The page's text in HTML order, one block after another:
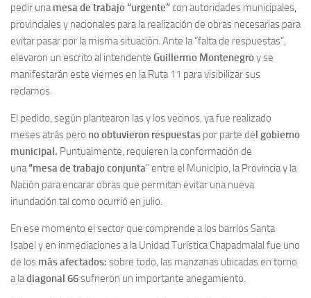
pedir unamesa de trabajo “urgente”con autoridades municipales,
provinciales y nacionales para la realización de obras necesarias para
evitar pasar por la misma situación. Ante la “falta de respuestas”,
elevaron un escrito al intendente Guillermo Montenegroy se
manifestarán este viernes en la Ruta 11 para visibilizar sus
reclamos.
El pedido, según plantearon las y los vecinos, ya fue realizado
meses atrás pero no obtuvieron respuestas por parte del gobierno
municipal. Puntualmente, requieren la conformación de
una“mesa de trabajo conjunta” entre el Municipio, la Provincia y la
Nación para encarar obras que permitan evitar una nueva
inundación tal como ocurrió en julio.
En ese momento el sector que comprende a los barrios Santa
Isabel y en inmediaciones a la Unidad Turística Chapadmalal fue uno
de los más afectados: sobre todo, las manzanas ubicadas en torno
a ladiagonal 66sufrieron un importante anegamiento.